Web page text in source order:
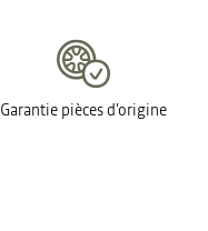
Garantie pièces d'origine